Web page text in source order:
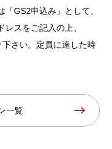
GS2申込み」として、
スをご記入の上、
さい。定員に達した時
一覧